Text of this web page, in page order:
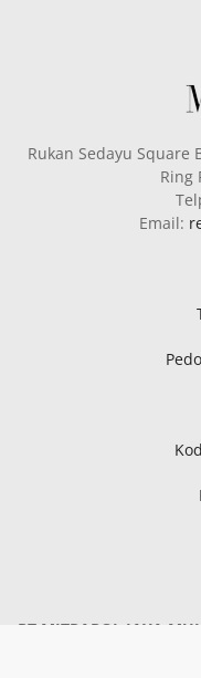
Rukan Sedayu Square
Ring
Email:
PT MITRAPOL JAYA